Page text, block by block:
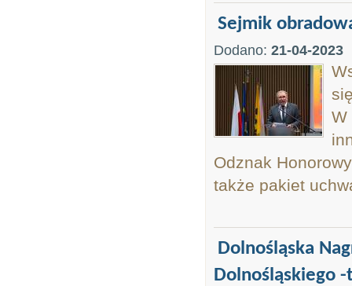
Sejmik
Dodano: 21-04-2023
W
Odznak
także pakiet
Dolnośląska
Dolnośląskiego